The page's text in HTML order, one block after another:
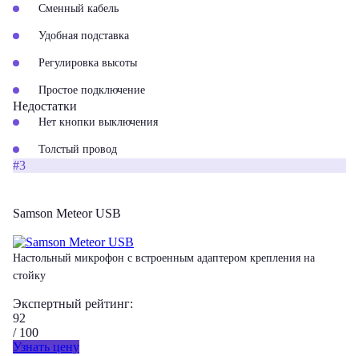
Сменный кабель
Удобная подставка
Регулировка высоты
Простое подключение
Недостатки
Нет кнопки выключения
Толстый провод
#3
Samson Meteor USB
Настольный микрофон с встроенным адаптером крепления на
стойку
Экспертный рейтинг:
92
/ 100
Узнать цену